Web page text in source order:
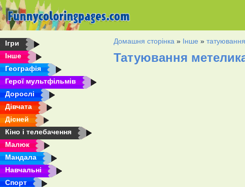
Ігри
Інше
Географія
Герої мультфільмів
Дорослі
Дівчата
Дісней
Кіно і телебачення
Малюк
Мандала
Навчальні
Спорт
Домашня сторінка » Інше »татуювання
Татуювання